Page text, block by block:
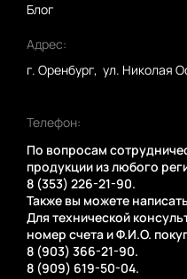
Блог
Адрес:
г. Оренбург, ул. Николая
Телефон:
По вопросам
продукции из любого
8 (353) 226-21-90.
Также вы можете
Для технической
номер счета и Ф.И.О.
8 (903) 366-21-90.
8 (909) 619-50-04.